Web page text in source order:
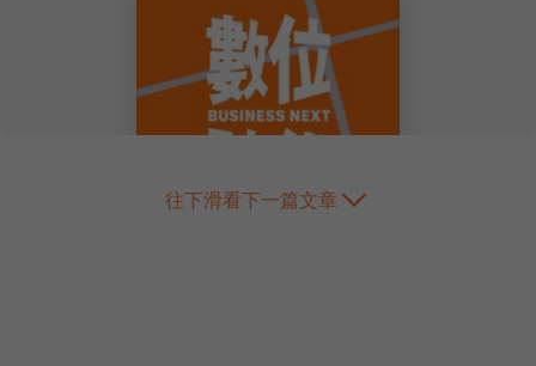
往下滑看下一篇文章